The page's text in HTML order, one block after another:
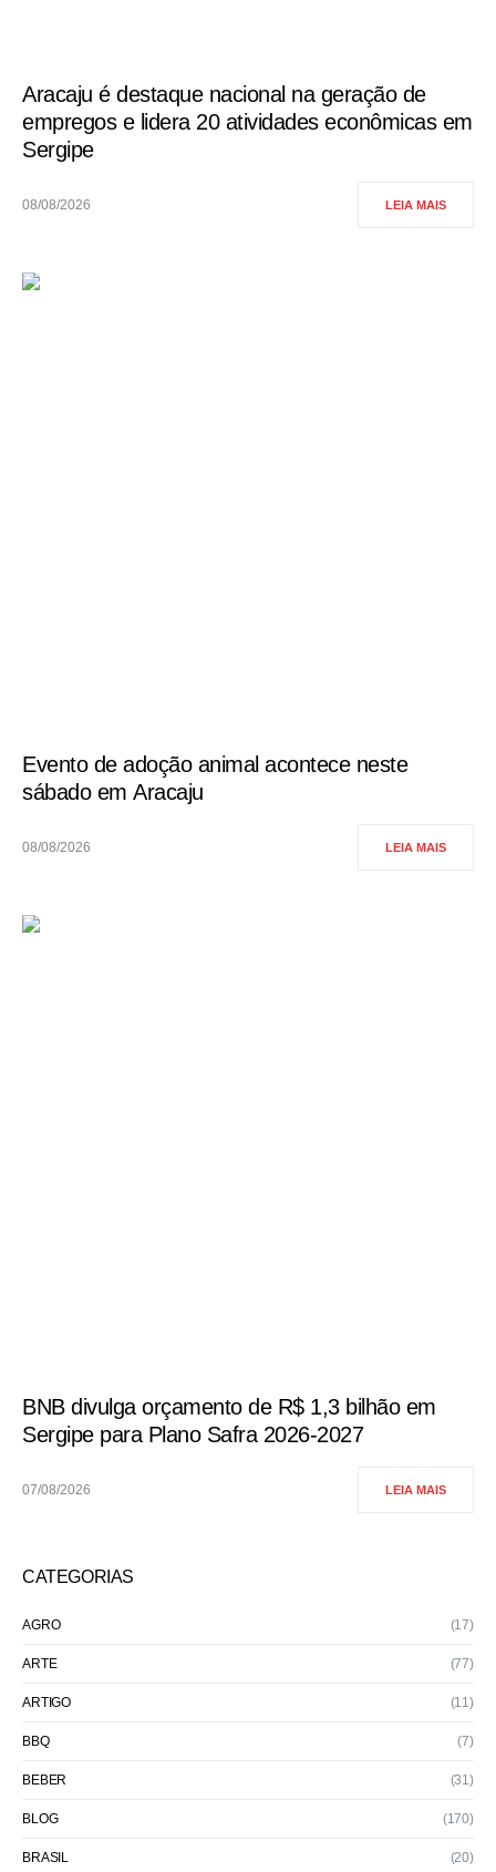
Aracaju é destaque nacional na geração de
empregos e lidera 20 atividades econômicas em
Sergipe
08/08/2026 LEIA MAIS
Evento de adoção animal acontece neste
sábado em Aracaju
08/08/2026 LEIA MAIS
BNB divulga orçamento de R$ 1,3 bilhão em
Sergipe para Plano Safra 2026-2027
07/08/2026 LEIA MAIS
CATEGORIAS
AGRO (17)
ARTE (77)
ARTIGO (11)
BBQ (7)
BEBER (31)
BLOG (170)
BRASIL (20)